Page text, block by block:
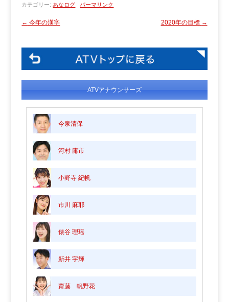
カテゴリー: あなログ パーマリンク
← 今年の漢字 2020年の目標 →
ATVアナウンサーズ
今泉清保
河村 庸市
小野寺 紀帆
市川 麻耶
俵谷 理瑶
新井 宇輝
齋藤 帆野花